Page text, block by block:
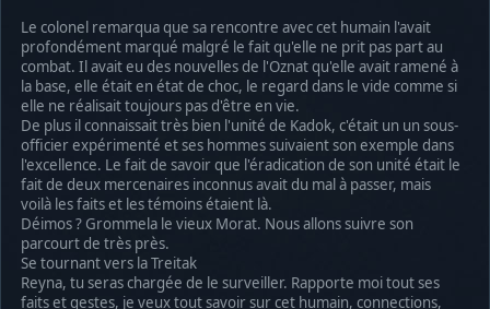
Le colonel remarqua que sa rencontre avec cet humain l'avait
profondément marqué malgré le fait qu'elle ne prit pas part au
combat. Il avait eu des nouvelles de l'Oznat qu'elle avait ramené à
la base, elle était en état de choc, le regard dans le vide comme si
elle ne réalisait toujours pas d'être en vie.
De plus il connaissait très bien l'unité de Kadok, c'était un un sous-
officier expérimenté et ses hommes suivaient son exemple dans
l'excellence. Le fait de savoir que l'éradication de son unité était le
fait de deux mercenaires inconnus avait du mal à passer, mais
voilà les faits et les témoins étaient là.
Déimos ? Grommela le vieux Morat. Nous allons suivre son
parcourt de très près.
Se tournant vers la Treitak
Reyna, tu seras chargée de le surveiller. Rapporte moi tout ses
faits et gestes, je veux tout savoir sur cet humain, connections,